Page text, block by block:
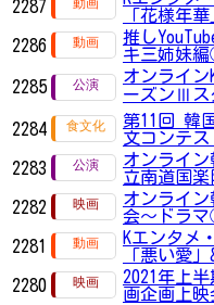
2287
「花様年
2286
推し
キ三姉妹
2285
オンライン
ーズンⅢス
2284
第11回 韓
文コンテ
2283
オンライ
立南道国楽
2282
オンライ
会〜ドラ
2281
Kエンタメ
「悪い愛
2280
2021年上
画企画上